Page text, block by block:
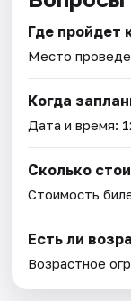
Где пройдет
Место
Когда
Дата и время:
Сколько
Стоимость
Есть ли
Возрастное